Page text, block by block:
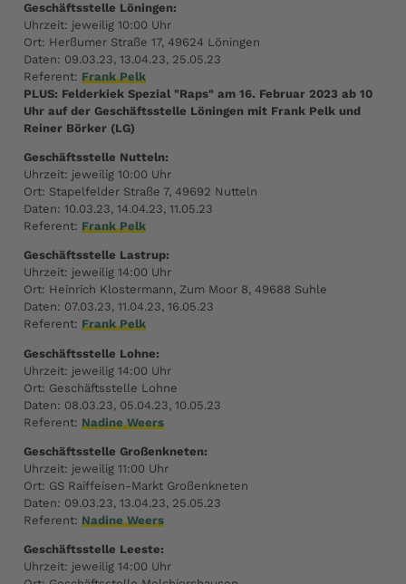
Geschäftsstelle Löningen:
Uhrzeit: jeweilig 10:00 Uhr
Ort: Herßumer Straße 17, 49624 Löningen
Daten: 09.03.23, 13.04.23, 25.05.23
Referent:Frank Pelk
PLUS: Felderkiek Spezial "Raps" am 16. Februar 2023 ab 10
Uhr auf der Geschäftsstelle Löningen mit Frank Pelk und
Reiner Börker (LG)
Geschäftsstelle Nutteln:
Uhrzeit: jeweilig 10:00 Uhr
Ort: Stapelfelder Straße 7, 49692 Nutteln
Daten: 10.03.23, 14.04.23, 11.05.23
Referent:Frank Pelk
Geschäftsstelle Lastrup:
Uhrzeit: jeweilig 14:00 Uhr
Ort: Heinrich Klostermann, Zum Moor 8, 49688 Suhle
Daten: 07.03.23, 11.04.23, 16.05.23
Referent:Frank Pelk
Geschäftsstelle Lohne:
Uhrzeit: jeweilig 14:00 Uhr
Ort: Geschäftsstelle Lohne
Daten: 08.03.23, 05.04.23, 10.05.23
Referent:Nadine Weers
Geschäftsstelle Großenkneten:
Uhrzeit: jeweilig 11:00 Uhr
Ort: GS Raiffeisen-Markt Großenkneten
Daten: 09.03.23, 13.04.23, 25.05.23
Referent:Nadine Weers
Geschäftsstelle Leeste:
Uhrzeit: jeweilig 14:00 Uhr